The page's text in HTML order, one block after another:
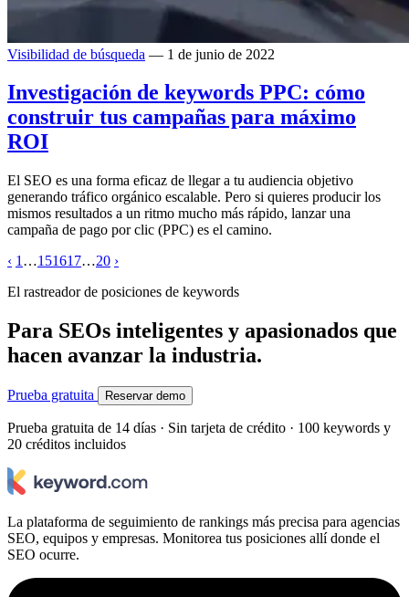
Visibilidad de búsqueda — 1 de junio de 2022
Investigación de keywords PPC: cómo
construir tus campañas para máximo
ROI
El SEO es una forma eficaz de llegar a tu audiencia objetivo
generando tráfico orgánico escalable. Pero si quieres producir los
mismos resultados a un ritmo mucho más rápido, lanzar una
campaña de pago por clic (PPC) es el camino.
‹ 1 …151617…20 ›
El rastreador de posiciones de keywords
Para SEOs inteligentes y apasionados que
hacen avanzar la industria.
Prueba gratuita Reservar demo
Prueba gratuita de 14 días · Sin tarjeta de crédito · 100 keywords y
20 créditos incluidos
La plataforma de seguimiento de rankings más precisa para agencias
SEO, equipos y empresas. Monitorea tus posiciones allí donde el
SEO ocurre.